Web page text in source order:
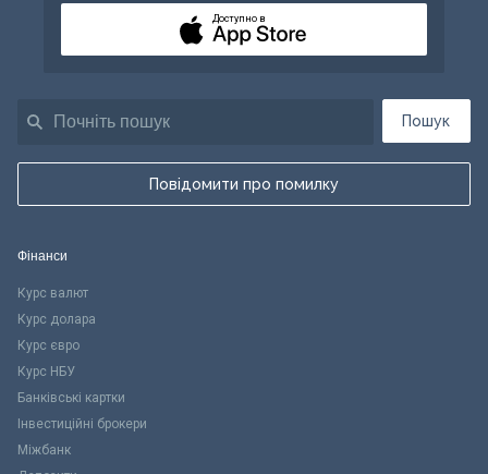
Пошук
Повідомити про помилку
Доступно в
Фінанси
Курс валют
Курс долара
Курс євро
Курс НБУ
Банківські картки
Інвестиційні брокери
Міжбанк